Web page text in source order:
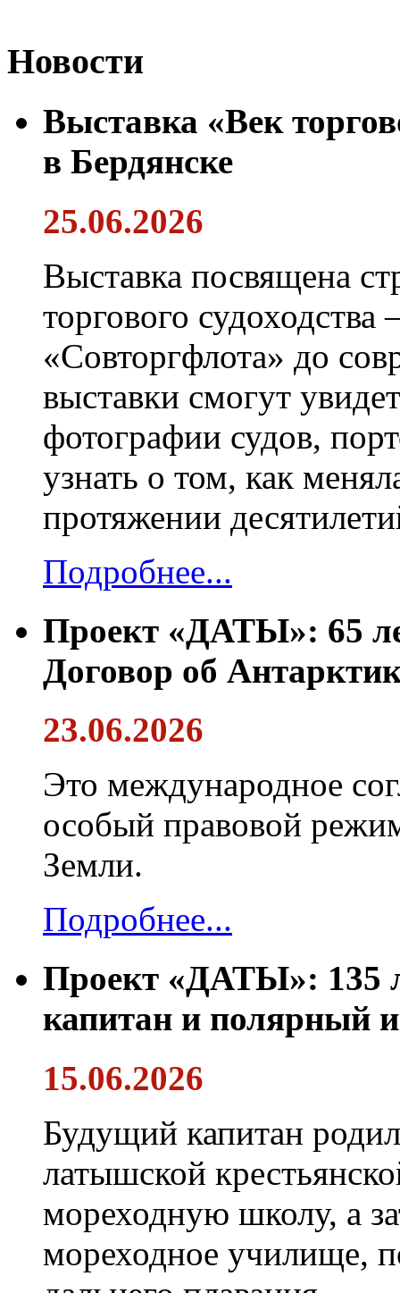
Новости
Выставка «Век
в Бердянске
25.06.2026
Выставка посвящена
торгового
«Совторгфлота» до
выставки смогут
фотографии судов,
узнать о том, как
протяжении
Подробнее...
Проект «ДАТЫ»: 65
Договор об
23.06.2026
Это международное
особый правовой
Земли.
Подробнее...
Проект «ДАТЫ»: 135
капитан и полярный
15.06.2026
Будущий капитан
латышской
мореходную школу, а
мореходное училище,